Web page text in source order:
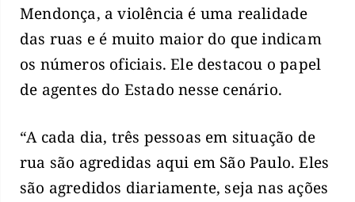
Mendonça, a violência é uma realidade
das ruas e é muito maior do que indicam
os números oficiais. Ele destacou o papel
de agentes do Estado nesse cenário.
“A cada dia, três pessoas em situação de
rua são agredidas aqui em São Paulo. Eles
são agredidos diariamente, seja nas ações